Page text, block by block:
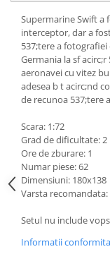
Supermarine Swift a
interceptor, dar a
537;tere a
Germania la sf
aeronavei cu vitez
adesea b t acirc;nd
de recunoa 537;tere
Scara: 1:72
Grad de dificultate: 2
Ore de zburare: 1
Numar piese: 62
Dimensiuni: 180x138
Varsta recomandata:
Setul nu include
Informatii